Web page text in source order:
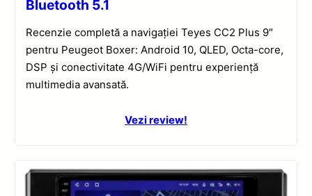
Bluetooth 5.1
Recenzie completă a navigației Teyes CC2 Plus 9″
pentru Peugeot Boxer: Android 10, QLED, Octa-core,
DSP și conectivitate 4G/WiFi pentru experiență
multimedia avansată.
Vezi review!